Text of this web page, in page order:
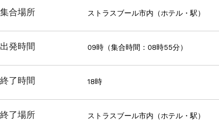
集合場所 ストラスブール市内（ホテル・駅）
出発時間 09時（集合時間：08時55分）
終了時間 18時
終了場所 ストラスブール市内（ホテル・駅）